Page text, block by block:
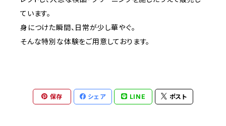
ています。
身につけた瞬間、日常が少し華やぐ。
そんな特別な体験をご用意しております。
保存 シェア LINE ポスト